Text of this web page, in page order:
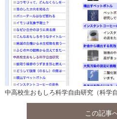
中高校生おもしろ科学自由研究（科学
この記事